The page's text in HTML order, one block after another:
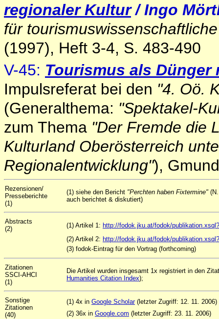
regionaler Kultur / Ingo
für
(1997), Heft 3-4, S. 483-490
V-45: Tourismus als
Impulsreferat bei den "4. Oö.
(Generalthema: "Spektakel-
zum Thema "Der Fremde die
Kulturland Oberösterreich
Regionalentwicklung"),
Rezensionen/
Presseberichte
(1)
(1) siehe den Bericht "Perchten haben Fixtermine"
auch berichtet & diskutiert)
Abstracts
(2)
(1) Artikel 1: http://fodok.jku.at/fodok/
(2) Artikel 2: http://fodok.jku.at/fodok/
(3) fodok-Eintrag für den Vortrag (forthcoming)
Zitationen
SSCI-AHCI
(1)
Die Artikel wurden insgesamt 1x registriert in den
Humanities Citation Index);
Sonstige
Zitationen
(40)
(1) 4x in Google Scholar(letzter Zugriff: 12. 11. 2006)
(2) 36x in Google.com (letzter Zugriff: 23. 11. 2006)